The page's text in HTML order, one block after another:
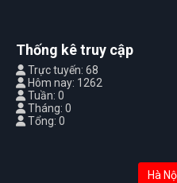
Thống kê truy cập
Trực tuyến: 68
Hôm nay: 1262
Tuần: 0
Tháng: 0
Tổng: 0
Hà